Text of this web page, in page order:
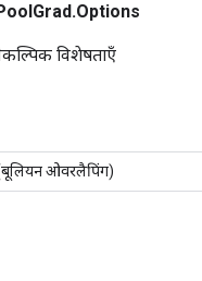
विशेषताएँ
ओवरलैपिंग)